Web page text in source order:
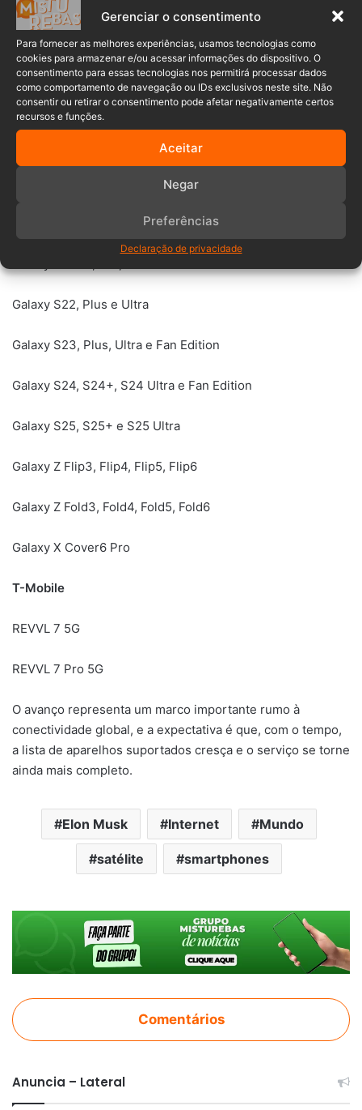
Gerenciar o consentimento
Para fornecer as melhores experiências, usamos tecnologias como
cookies para armazenar e/ou acessar informações do dispositivo. O
consentimento para essas tecnologias nos permitirá processar dados
como comportamento de navegação ou IDs exclusivos neste site. Não
consentir ou retirar o consentimento pode afetar negativamente certos
recursos e funções.
Aceitar
Negar
Preferências
Declaração de privacidade
Moto G Stylus 5G 2024
Moto G Power 5G 2024
Moto G 5G 2024
Governo vai investir R$ 100 milhões em
internet móvel sem operadora
Galaxy A14, A15, A16, A35, A53, A54
Galaxy S22, Plus e Ultra
Galaxy S23, Plus, Ultra e Fan Edition
Galaxy S24, S24+, S24 Ultra e Fan Edition
Galaxy S25, S25+ e S25 Ultra
Galaxy Z Flip3, Flip4, Flip5, Flip6
Galaxy Z Fold3, Fold4, Fold5, Fold6
Galaxy X Cover6 Pro
T-Mobile
REVVL 7 5G
REVVL 7 Pro 5G
O avanço representa um marco importante rumo à
conectividade global, e a expectativa é que, com o tempo,
a lista de aparelhos suportados cresça e o serviço se torne
ainda mais completo.
Elon Musk Internet Mundo
satélite smartphones
Comentários
Anuncia – Lateral